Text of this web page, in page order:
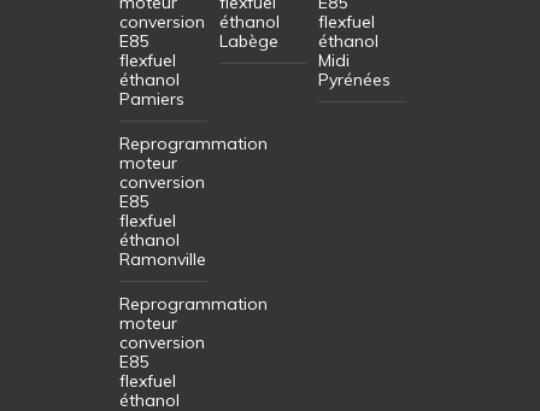
conversion
E85
flexfuel
éthanol
Pamiers
Reprogrammation
moteur
conversion
E85
flexfuel
éthanol
Ramonville
Reprogrammation
moteur
conversion
E85
flexfuel
éthanol
éthanol
Labège
flexfuel
éthanol
Midi
Pyrénées